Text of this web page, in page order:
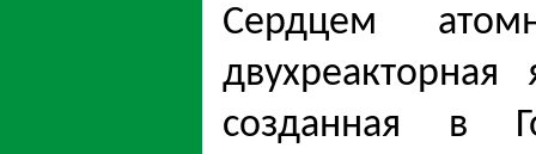
Сердцем
созданная в